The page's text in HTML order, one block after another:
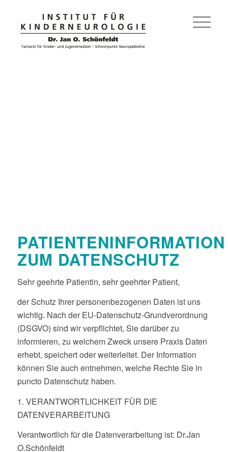
PATIENTENINFORMATION
ZUM DATENSCHUTZ
Sehr geehrte Patientin, sehr geehrter Patient,
der Schutz Ihrer personenbezogenen Daten ist uns
wichtig. Nach der EU-Datenschutz-Grundverordnung
(DSGVO) sind wir verpflichtet, Sie darüber zu
informieren, zu welchem Zweck unsere Praxis Daten
erhebt, speichert oder weiterleitet. Der Information
können Sie auch entnehmen, welche Rechte Sie in
puncto Datenschutz haben.
1. VERANTWORTLICHKEIT FÜR DIE
DATENVERARBEITUNG
Verantwortlich für die Datenverarbeitung ist: Dr.Jan
O.Schönfeldt